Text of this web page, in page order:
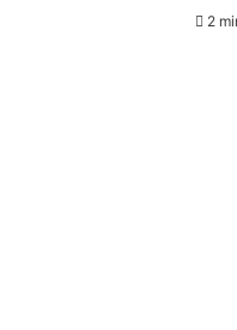
2